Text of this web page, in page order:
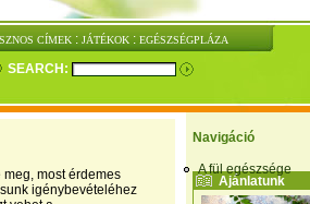
CÍMEK : JÁTÉKOK : EGÉSZSÉGPLÁZA
SEARCH:
Navigáció
A fül egészsége
Ajánlatunk
most érdemes
igénybevételéhez